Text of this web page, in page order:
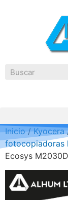
Inicio/Kyocera
fotocopiadoras
Ecosys